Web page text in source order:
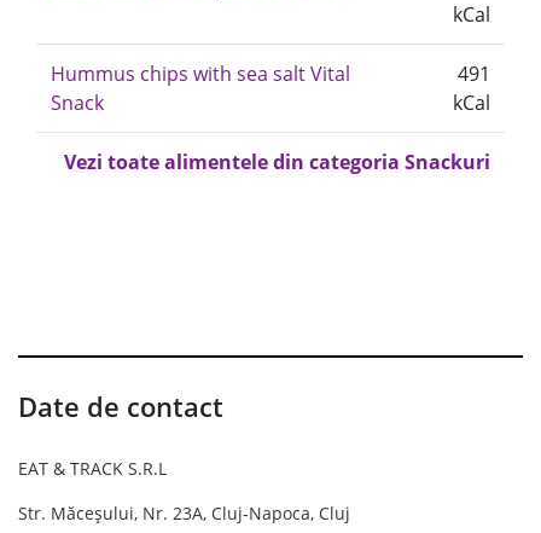
kCal
Hummus chips with sea salt Vital
Snack
491
kCal
Vezi toate alimentele din categoria Snackuri
Date de contact
EAT & TRACK S.R.L
Str. Măceșului, Nr. 23A, Cluj-Napoca, Cluj